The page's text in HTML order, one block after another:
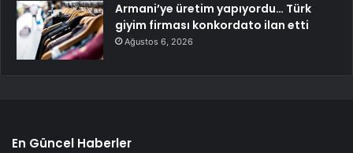
Armani’ye üretim yapıyordu… Türk
giyim firması konkordato ilan etti
Ağustos 6, 2026
En Güncel Haberler